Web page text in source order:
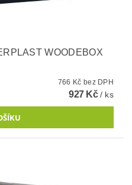
WOODEBOX
766 Kč bez DPH
927 Kč/ ks